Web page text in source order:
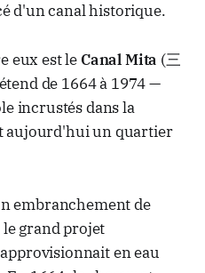
d'un canal historique.
eux est le Canal Mita (三
de 1664 à 1974 —
incrustés dans la
aujourd'hui un quartier
embranchement de
le grand projet
en eau